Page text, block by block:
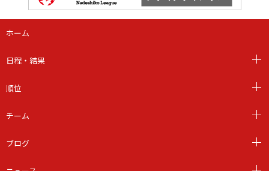
ホーム
日程・結果
順位
チーム
ブログ